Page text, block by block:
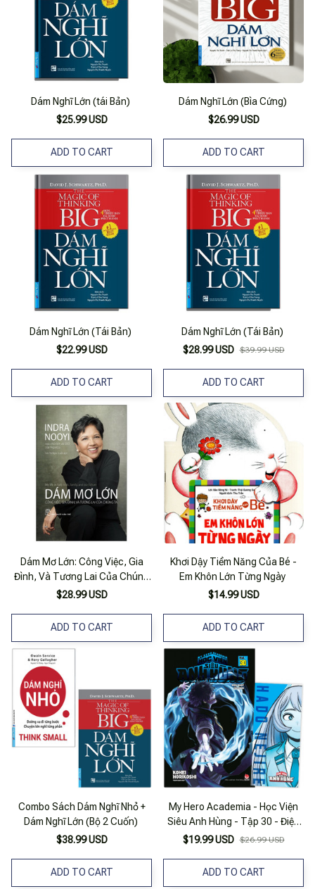
Dám Nghĩ Lớn (tái Bản)
$25.99 USD
ADD TO CART
Dám Nghĩ Lớn (Bìa Cứng)
$26.99 USD
ADD TO CART
Dám Nghĩ Lớn (Tái Bản)
$22.99 USD
ADD TO CART
Dám Nghĩ Lớn (Tái Bản)
$28.99 USD $39.99 USD
ADD TO CART
Dám Mơ Lớn: Công Việc, Gia
Đình, Và Tương Lai Của Chúng
Ta
$28.99 USD
ADD TO CART
Khơi Dậy Tiềm Năng Của Bé -
Em Khôn Lớn Từng Ngày
$14.99 USD
ADD TO CART
Combo Sách Dám Nghĩ Nhỏ +
Dám Nghĩ Lớn (Bộ 2 Cuốn)
$38.99 USD
ADD TO CART
My Hero Academia - Học Viện
Siêu Anh Hùng - Tập 30 - Điệu
Nhảy Của Dabi - Tặng Kèm
$19.99 USD $26.99 USD
ADD TO CART